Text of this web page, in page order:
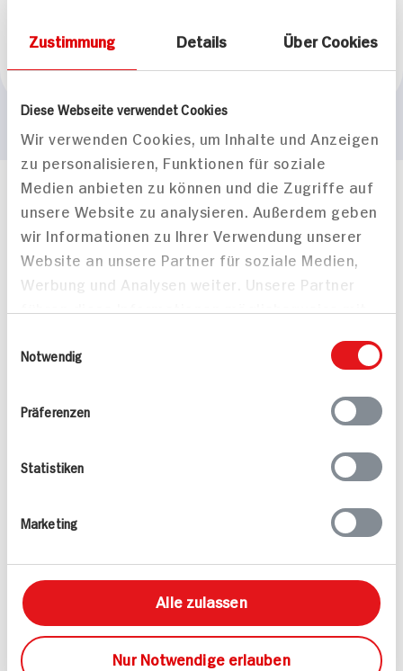
Zustimmung Details Über Cookies
Diese Webseite verwendet Cookies
Wir verwenden Cookies, um Inhalte und Anzeigen
zu personalisieren, Funktionen für soziale
Medien anbieten zu können und die Zugriffe auf
unsere Website zu analysieren. Außerdem geben
wir Informationen zu Ihrer Verwendung unserer
Website an unsere Partner für soziale Medien,
Werbung und Analysen weiter. Unsere Partner
bereitgestellt haben oder die sie im Rahmen
Notwendig
Präferenzen
Statistiken
Marketing
Alle zulassen
Nur Notwendige erlauben
Mehr Informationen in unserem FAQ
kontakt
hit.de
Wir beantworten gerne Ihre Fragen
(0228) 42967 0
Folgen Sie uns auf TikTok
Angebote & Coupons
Rezepte
Sortiment
Marktfinder
Unser Magazin